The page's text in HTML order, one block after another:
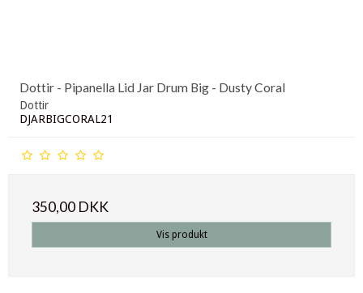
Dottir - Pipanella Lid Jar Drum Big - Dusty Coral
Dottir
DJARBIGCORAL21
350,00 DKK
Vis produkt